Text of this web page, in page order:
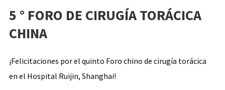
5 ° FORO DE CIRUGÍA TORÁCICA
CHINA
¡Felicitaciones por el quinto Foro chino de cirugía torácica
en el Hospital Ruijin, Shanghai!